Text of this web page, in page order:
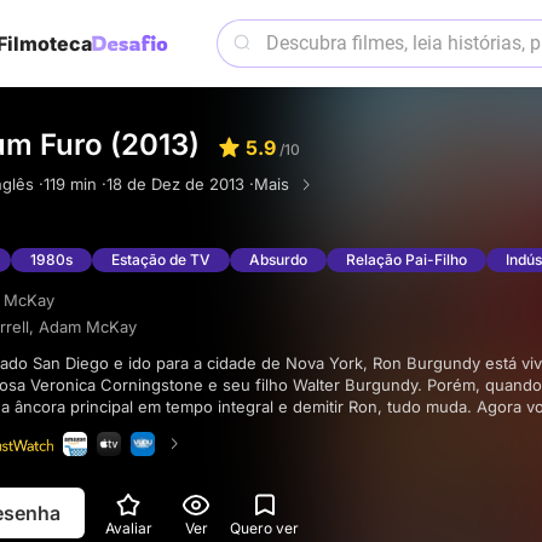
Furo (2013) 5.9 /10
·119 min ·18 de Dez de 2013 ·Mais
1980s Estação de TV Absurdo Relação Pai-Filho
McKay
, Adam McKay
Veronica Corningstone e seu filho Walter Burgundy. Porém,
âncora principal em tempo integral e demitir Ron, tudo muda. Agora
e trabalhando meio período no Sea World. Sua chance de
chamado Freddie Schapp, que é produtor executivo da Global
e Brian, e volta para a cidade de Nova York. Enquanto estão lá,
o turno da noite e um desafio. Ron surge com uma ideia radicalmente
e isso o coloca no topo do jogo mais uma vez. Mas quanto tempo
Avaliar Ver Quero ver